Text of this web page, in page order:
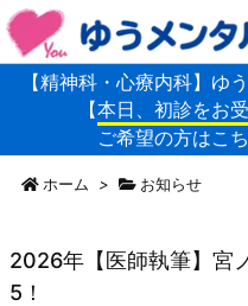
【精神科・心療内科】ゆ
【本日、初診をお
ご希望の方はこ
ホーム > お知らせ
2026年【医師執筆】宮
5！